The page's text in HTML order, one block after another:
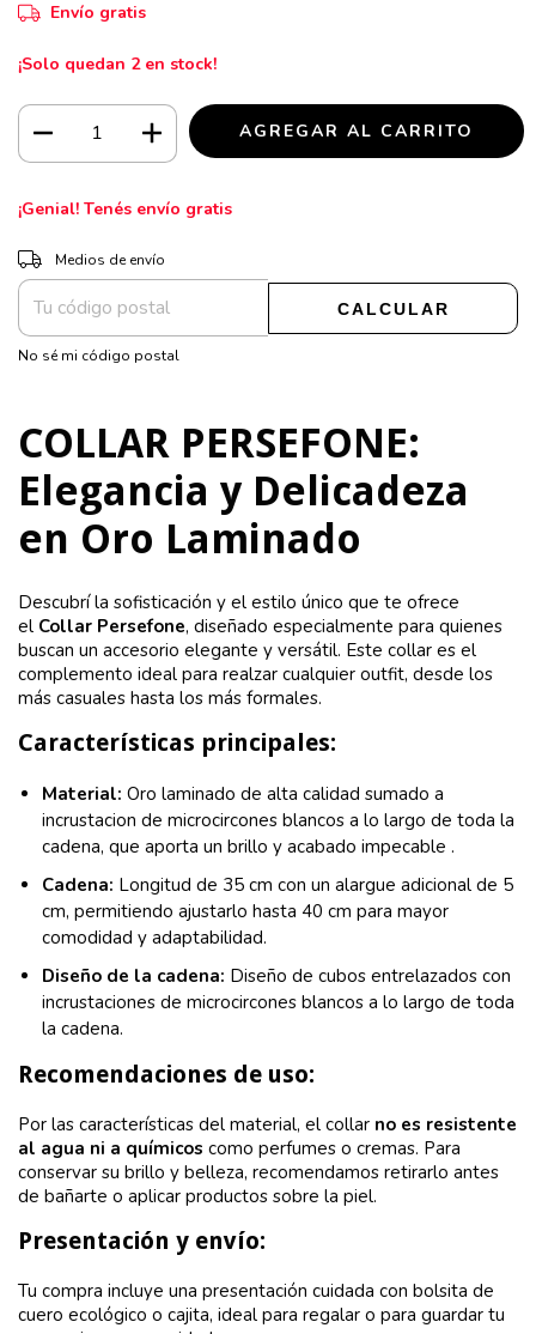
Envío gratis
¡Solo quedan 2en stock!
¡Genial! Tenés envío gratis
Entregas para el CP:
Medios de envío
CALCULAR
No sé mi código postal
COLLAR PERSEFONE:
Elegancia y Delicadeza
en Oro Laminado
Descubrí la sofisticación y el estilo único que te ofrece
el Collar Persefone, diseñado especialmente para quienes
buscan un accesorio elegante y versátil. Este collar es el
complemento ideal para realzar cualquier outfit, desde los
más casuales hasta los más formales.
Características principales:
Material: Oro laminado de alta calidad sumado a
incrustacion de microcircones blancos a lo largo de toda la
cadena, que aporta un brillo y acabado impecable .
Cadena: Longitud de 35 cm con un alargue adicional de 5
cm, permitiendo ajustarlo hasta 40 cm para mayor
comodidad y adaptabilidad.
Diseño de la cadena: Diseño de cubos entrelazados con
incrustaciones de microcircones blancos a lo largo de toda
la cadena.
Recomendaciones de uso:
Por las características del material, el collar no es resistente
al agua ni a químicos como perfumes o cremas. Para
conservar su brillo y belleza, recomendamos retirarlo antes
de bañarte o aplicar productos sobre la piel.
Presentación y envío:
Tu compra incluye una presentación cuidada con bolsita de
cuero ecológico o cajita, ideal para regalar o para guardar tu